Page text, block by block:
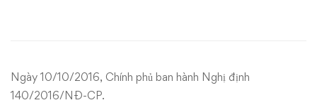
về
Ngày 10/10/2016, Chính phủ ban hành Nghị định
140/2016/NĐ-CP.